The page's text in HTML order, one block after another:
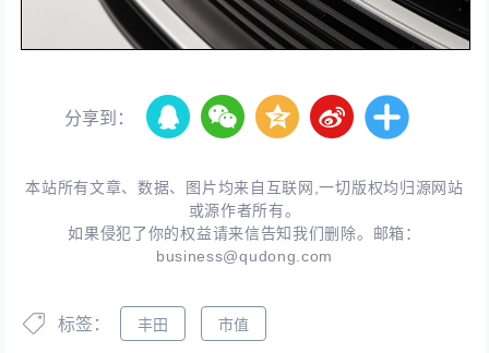
分享到：
本站所有文章、数据、图片均来自互联网,一切版权均归源网站
或源作者所有。
如果侵犯了你的权益请来信告知我们删除。邮箱：
business@qudong.com
标签： 丰田 市值